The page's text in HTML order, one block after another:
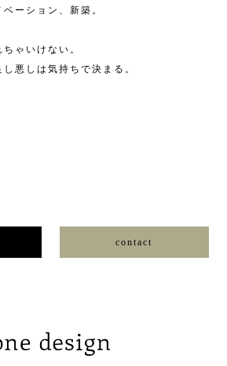
ーション、新築。
ゃいけない。
悪しは気持ちで決まる。
contact